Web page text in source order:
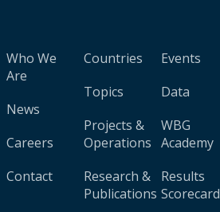
Who We
Are
News
Careers
Contact
Countries
Topics
Projects &
Operations
Research &
Publications
Events
Data
WBG
Academy
Results
Scorecard